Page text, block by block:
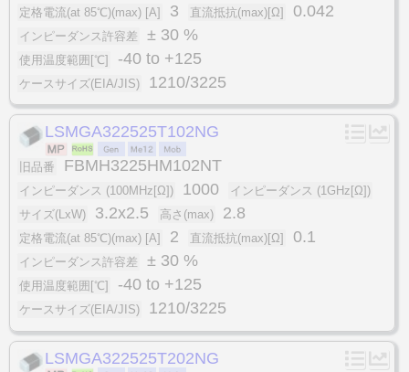
定格電流(at 85℃)(max) [A] 3 直流抵抗(max)[Ω] 0.042
インピーダンス許容差 ± 30 %
使用温度範囲[℃] -40 to +125
ケースサイズ(EIA/JIS) 1210/3225
LSMGA322525T102NG
旧品番 FBMH3225HM102NT
インピーダンス (100MHz[Ω]) 1000
インピーダンス (1GHz[Ω])
サイズ(LxW)
3.2x2.5 高さ(max) 2.8
定格電流(at 85℃)(max) [A] 2 直流抵抗(max)[Ω] 0.1
インピーダンス許容差 ± 30 %
使用温度範囲[℃] -40 to +125
ケースサイズ(EIA/JIS) 1210/3225
LSMGA322525T202NG